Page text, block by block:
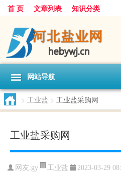
首 页 文章列表 知识分类
网站导航
> 工业盐 > 工业盐采购网
工业盐采购网
网友:gy 工业盐 2023-03-29